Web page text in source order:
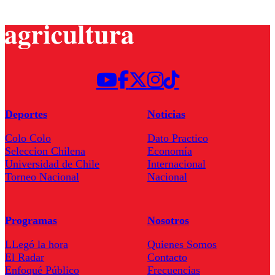
Deportes
Colo Colo
Seleccion Chilena
Universidad de Chile
Torneo Nacional
Noticias
Dato Practico
Economía
Internacional
Nacional
Programas
LLegó la hora
El Radar
Enfoqué Público
Nosotros
Quienes Somos
Contacto
Frecuencias